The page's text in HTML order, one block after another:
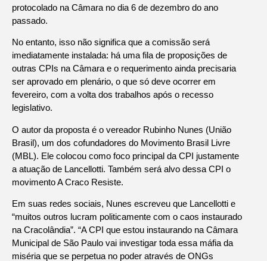
protocolado na Câmara no dia 6 de dezembro do ano
passado.
No entanto, isso não significa que a comissão será
imediatamente instalada: há uma fila de proposições de
outras CPIs na Câmara e o requerimento ainda precisaria
ser aprovado em plenário, o que só deve ocorrer em
fevereiro, com a volta dos trabalhos após o recesso
legislativo.
O autor da proposta é o vereador Rubinho Nunes (União
Brasil), um dos cofundadores do Movimento Brasil Livre
(MBL). Ele colocou como foco principal da CPI justamente
a atuação de Lancellotti. Também será alvo dessa CPI o
movimento A Craco Resiste.
Em suas redes sociais, Nunes escreveu que Lancellotti e
“muitos outros lucram politicamente com o caos instaurado
na Cracolândia”. “A CPI que estou instaurando na Câmara
Municipal de São Paulo vai investigar toda essa máfia da
miséria que se perpetua no poder através de ONGs